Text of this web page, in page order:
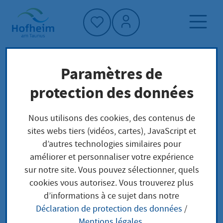
Accueil"
Page d'accueil
Trouver un service
Préoccupations locales
Einzelgenehmigung für eine öffentliche
Lotterie oder Ausspielung (auch kleine
Lotterien und Tombolen)
Einzelgenehmigung
für eine öffentliche
Paramètres de
protection des données
Nous utilisons des cookies, des contenus de
sites webs tiers (vidéos, cartes), JavaScript et
d’autres technologies similaires pour
améliorer et personnaliser votre expérience
sur notre site. Vous pouvez sélectionner, quels
cookies vous autorisez. Vous trouverez plus
d’informations à ce sujet dans notre
Déclaration de protection des données /